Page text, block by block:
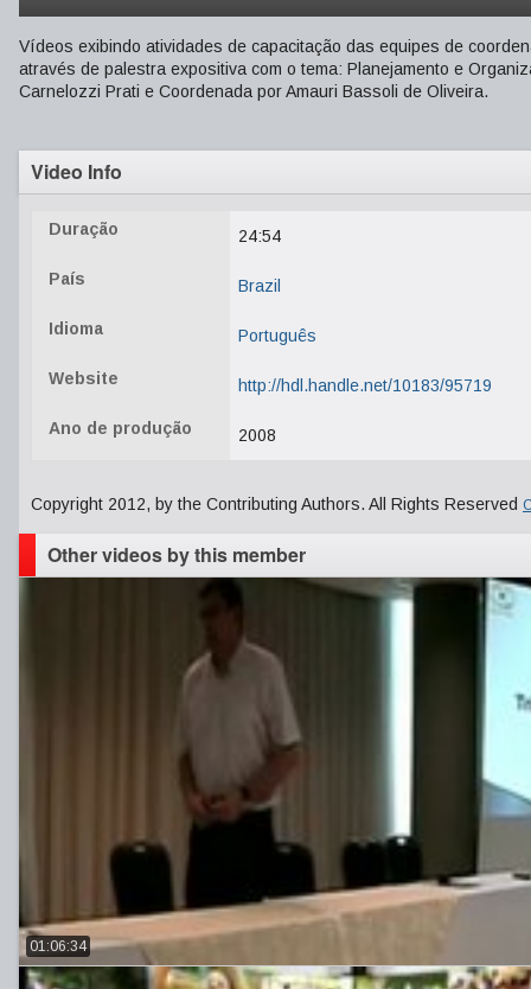
Vídeos exibindo atividades de capacitação das equipes de
através de palestra expositiva com o tema: Planejamento e
Carnelozzi Prati e Coordenada por Amauri Bassoli de Oliveira.
Video Info
Duração 24:54
País Brazil
Idioma Português
Website http://hdl.handle.net/10183/95719
Ano de produção 2008
Copyright 2012, by the Contributing Authors. All Rights Reserved
Other videos by this member
01:06:34